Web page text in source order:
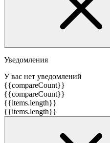
Уведомления
У вас нет уведомлений
{{compareCount}}
{{compareCount}}
{{items.length}}
{{items.length}}